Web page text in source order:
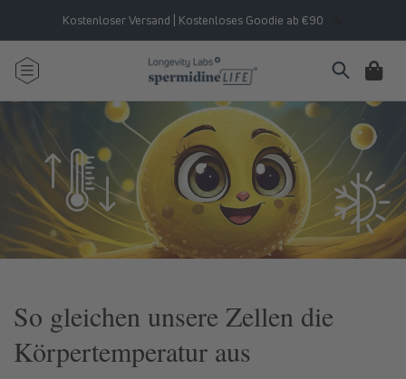
Inhalt
Kostenloser Versand | Kostenloses Goodie ab €90
Warenkorb
So gleichen unsere Zellen die
Körpertemperatur aus